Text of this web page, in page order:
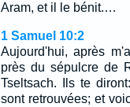
Aram, et il le bénit.…
1 Samuel 10:2
Aujourd'hui, après
près du sépulcre de
Tseltsach. Ils te
sont retrouvées; et